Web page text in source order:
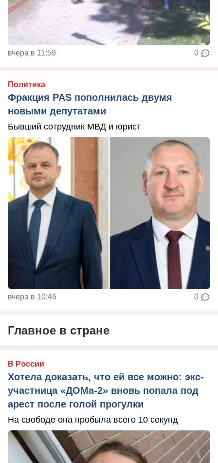
вчера в 11:59 0
Политика
Фракция PAS пополнилась двумя
новыми депутатами
Бывший сотрудник МВД и юрист
вчера в 10:46 0
Главное в стране
В России
Хотела доказать, что ей все можно: экс-
участница «ДОМа-2» вновь попала под
арест после голой прогулки
На свободе она пробыла всего 10 секунд